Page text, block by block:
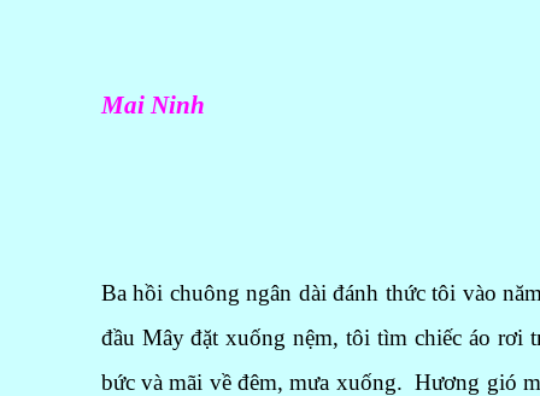
Mai Ninh
Ba hồi chuông ngân dài đánh thức tôi vào
đầu Mây đặt xuống nệm, tôi tìm chiếc áo rơi
bức và mãi về đêm, mưa xuống. Hương gió